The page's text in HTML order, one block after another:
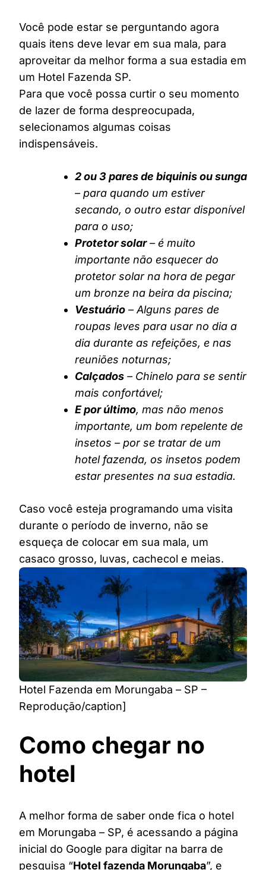
Você pode estar se perguntando agora
quais itens deve levar em sua mala, para
aproveitar da melhor forma a sua estadia em
um Hotel Fazenda SP.
Para que você possa curtir o seu momento
de lazer de forma despreocupada,
selecionamos algumas coisas
indispensáveis.
2 ou 3 pares de biquinis ou sunga
– para quando um estiver
secando, o outro estar disponível
para o uso;
Protetor solar– é muito
importante não esquecer do
protetor solar na hora de pegar
um bronze na beira da piscina;
Vestuário – Alguns pares de
roupas leves para usar no dia a
dia durante as refeições, e nas
reuniões noturnas;
Calçados – Chinelo para se sentir
mais confortável;
E por último, mas não menos
importante, um bom repelente de
insetos – por se tratar de um
hotel fazenda, os insetos podem
estar presentes na sua estadia.
Caso você esteja programando uma visita
durante o período de inverno, não se
esqueça de colocar em sua mala, um
casaco grosso, luvas, cachecol e meias.
Hotel Fazenda em Morungaba – SP –
Reprodução/caption]
Como chegar no
hotel
A melhor forma de saber onde fica o hotel
em Morungaba – SP, é acessando a página
inicial do Google para digitar na barra de
pesquisa “Hotel fazenda Morungaba”, e